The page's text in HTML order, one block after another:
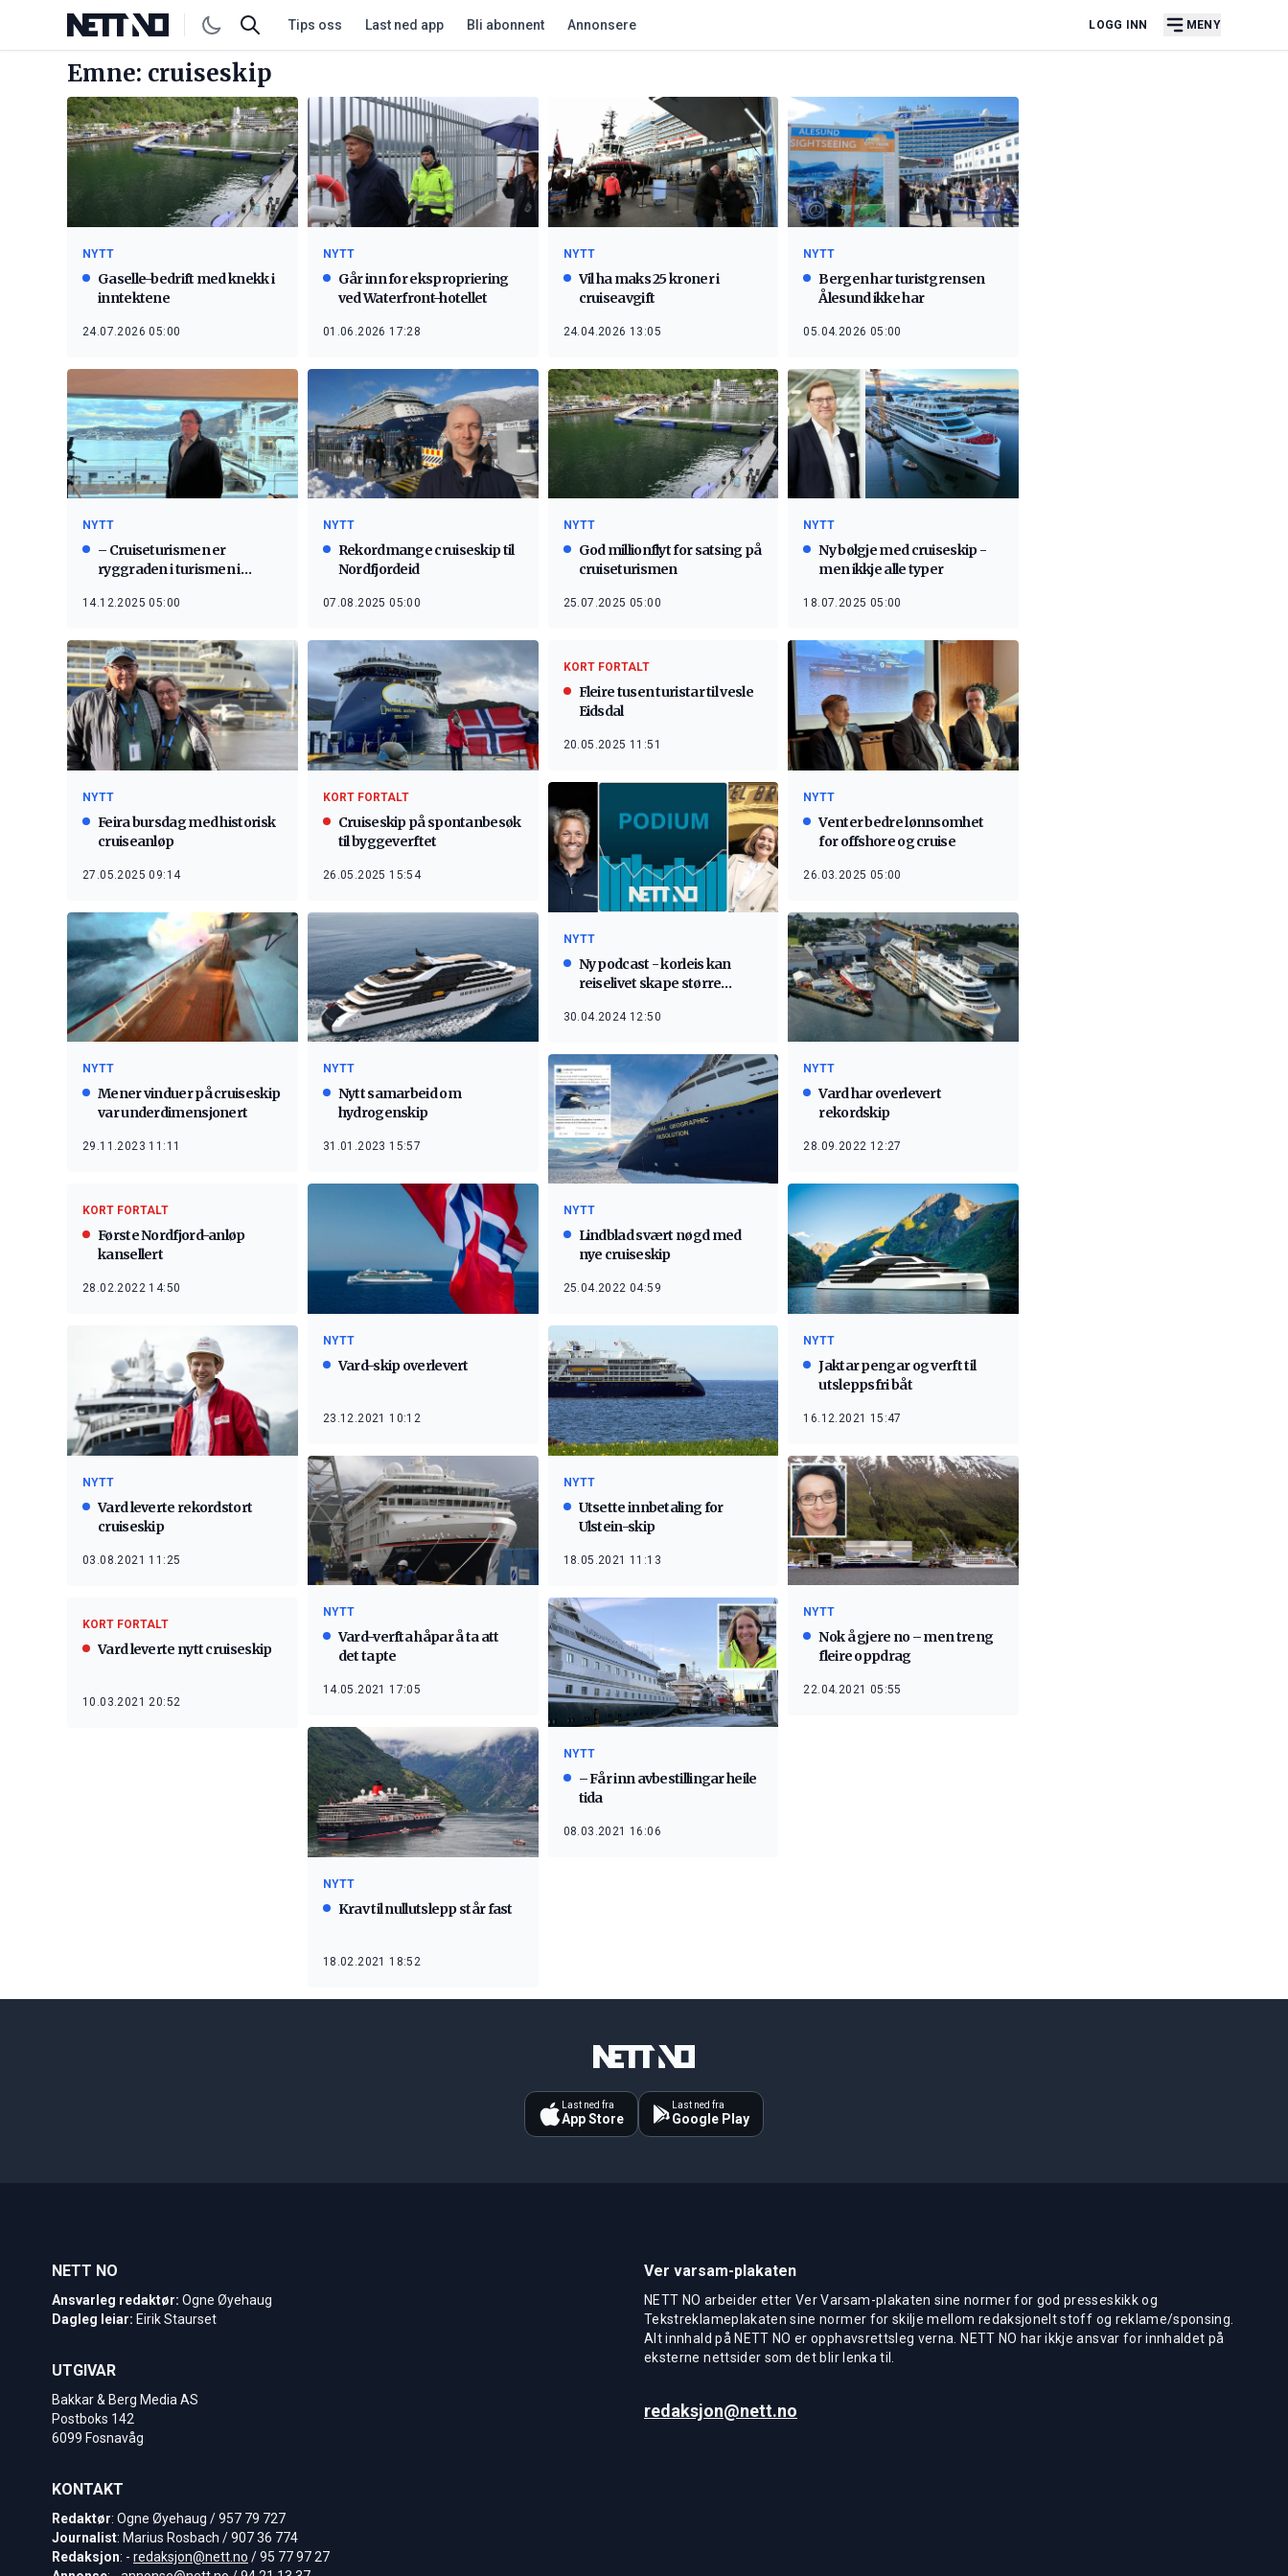
Tips oss Last ned app Bli abonnent Annonsere LOGG INN MENY
Emne: cruiseskip
NYTT
Gaselle-bedrift med knekk i
inntektene
24.07.2026 05:00
NYTT
Går inn for ekspropriering
ved Waterfront-hotellet
01.06.2026 17:28
NYTT
Vil ha maks 25 kroner i
cruiseavgift
24.04.2026 13:05
NYTT
Bergen har turistgrensen
Ålesund ikke har
05.04.2026 05:00
NYTT
– Cruiseturismen er
ryggraden i turismen i
14.12.2025 05:00
NYTT
Rekordmange cruiseskip til
Nordfjordeid
07.08.2025 05:00
NYTT
God millionflyt for satsing på
cruiseturismen
25.07.2025 05:00
NYTT
Ny bølgje med cruiseskip -
men ikkje alle typer
18.07.2025 05:00
NYTT
Feira bursdag med historisk
cruiseanløp
27.05.2025 09:14
KORT FORTALT
Cruiseskip på spontanbesøk
til byggeverftet
26.05.2025 15:54
KORT FORTALT
Fleire tusen turistar til vesle
Eidsdal
20.05.2025 11:51
NYTT
Venter bedre lønnsomhet
for offshore og cruise
26.03.2025 05:00
NYTT
Ny podcast - korleis kan
reiselivet skape større
30.04.2024 12:50
NYTT
Mener vinduer på cruiseskip
var underdimensjonert
29.11.2023 11:11
NYTT
Nytt samarbeid om
hydrogenskip
31.01.2023 15:57
NYTT
Vard har overlevert
rekordskip
28.09.2022 12:27
NYTT
Lindblad svært nøgd med
nye cruiseskip
25.04.2022 04:59
KORT FORTALT
Første Nordfjord-anløp
kansellert
28.02.2022 14:50
NYTT
Vard-skip overlevert
23.12.2021 10:12
NYTT
Jaktar pengar og verft til
utsleppsfri båt
16.12.2021 15:47
NYTT
Vard leverte rekordstort
cruiseskip
03.08.2021 11:25
NYTT
Utsette innbetaling for
Ulstein-skip
18.05.2021 11:13
NYTT
Vard-verfta håpar å ta att
det tapte
14.05.2021 17:05
NYTT
Nok å gjere no – men treng
fleire oppdrag
22.04.2021 05:55
KORT FORTALT
Vard leverte nytt cruiseskip
10.03.2021 20:52
NYTT
– Får inn avbestillingar heile
tida
08.03.2021 16:06
NYTT
Krav til nullutslepp står fast
18.02.2021 18:52
Last ned fra
App Store
Last ned fra
Google Play
NETT NO
Ansvarleg redaktør: Ogne Øyehaug
Dagleg leiar: Eirik Staurset
UTGIVAR
Bakkar & Berg Media AS
Postboks 142
6099 Fosnavåg
KONTAKT
Redaktør: Ogne Øyehaug / 957 79 727
Journalist: Marius Rosbach / 907 36 774
Redaksjon: - redaksjon@nett.no / 95 77 97 27
Ver varsam-plakaten
NETT NO arbeider etter Ver Varsam-plakaten sine normer for god presseskikk og
Tekstreklameplakaten sine normer for skilje mellom redaksjonelt stoff og reklame/sponsing.
Alt innhald på NETT NO er opphavsrettsleg verna. NETT NO har ikkje ansvar for innhaldet på
eksterne nettsider som det blir lenka til.
redaksjon@nett.no